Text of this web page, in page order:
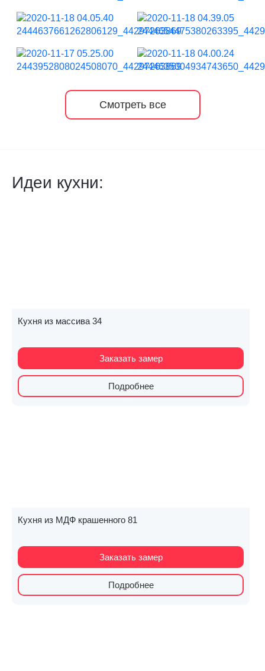
Смотреть все
Идеи кухни:
Кухня из массива 34
Заказать замер
Подробнее
Кухня из МДФ крашенного 81
Заказать замер
Подробнее